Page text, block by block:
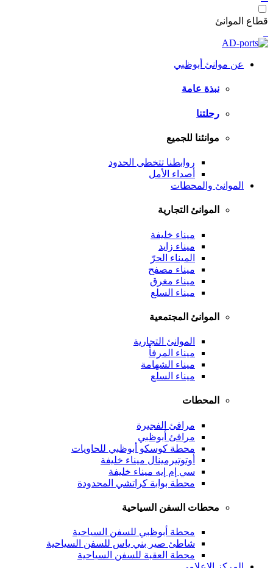
قطاع الموانئ
عن موانئ أبوظبي
نبذة عامة
رحلتنا
موانئنا للجميع
روابطنا تتخطى الحدود
أصداء الأمل
الموانئ والمحطات
الموانئ التجارية
ميناء خليفة
ميناء زايد
الميناء الحرّ
ميناء مصفح
ميناء مغرق
ميناء السلع
الموانئ المجتمعية
الموانئ التجارية
ميناء المرفأ
ميناء الشهامة
ميناء السلع
المحطات
مرافئ الفجيرة
مرافئ أبوظبي
محطة كوسكو أبوظبي للحاويات
أوتوتيرمينال ميناء خليفة
سي إم إيه ميناء خليفة
محطة بوابة كراتشي المحدودة
محطات السفن السياحية
محطة أبوظبي للسفن السياحية
شاطئ صير بني ياس للسفن السياحية
محطة العقبة للسفن السياحية